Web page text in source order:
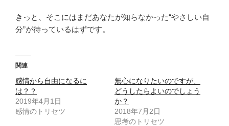
きっと、そこにはまだあなたが知らなかった“やさしい自
分”が待っているはずです。
関連
感情から自由になるに
は？？
2019年4月1日
感情のトリセツ
無心になりたいのですが、
どうしたらよいのでしょう
か？
2018年7月2日
思考のトリセツ